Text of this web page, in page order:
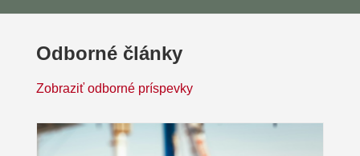
Odborné články
Zobraziť odborné príspevky